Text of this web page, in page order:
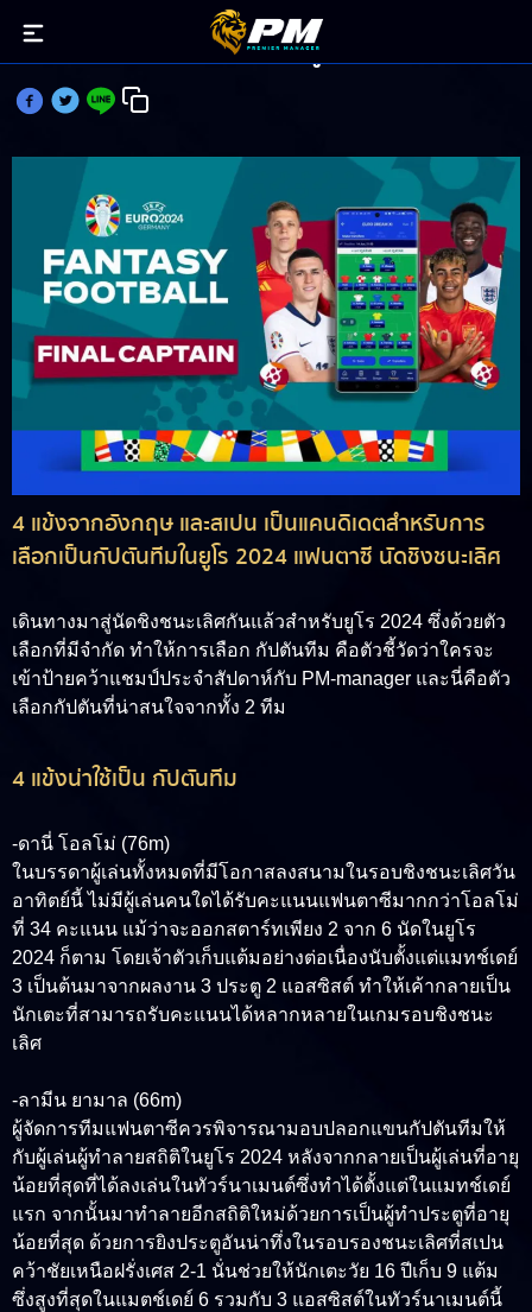
ใครคือ กัปตันทีม ที่น่าเลือกใช้ในยูโรแฟนตาซีนัดชิง?
4 แข้งจากอังกฤษ และสเปน เป็นแคนดิเดตสำหรับการ
เลือกเป็นกัปตันทีมในยูโร 2024 แฟนตาซี นัดชิงชนะเลิศ
เดินทางมาสู่นัดชิงชนะเลิศกันแล้วสำหรับยูโร 2024 ซึ่งด้วยตัว
เลือกที่มีจำกัด ทำให้การเลือก กัปตันทีม คือตัวชี้วัดว่าใครจะ
เข้าป้ายคว้าแชมป์ประจำสัปดาห์กับ PM-manager และนี่คือตัว
เลือกกัปตันที่น่าสนใจจากทั้ง 2 ทีม
4 แข้งน่าใช้เป็น กัปตันทีม
-ดานี่ โอลโม่ (76m)
ในบรรดาผู้เล่นทั้งหมดที่มีโอกาสลงสนามในรอบชิงชนะเลิศวัน
อาทิตย์นี้ ไม่มีผู้เล่นคนใดได้รับคะแนนแฟนตาซีมากกว่าโอลโม่
ที่ 34 คะแนน แม้ว่าจะออกสตาร์ทเพียง 2 จาก 6 นัดในยูโร
2024 ก็ตาม โดยเจ้าตัวเก็บแต้มอย่างต่อเนื่องนับตั้งแต่แมทช์เดย์
3 เป็นต้นมาจากผลงาน 3 ประตู 2 แอสซิสต์ ทำให้เค้ากลายเป็น
นักเตะที่สามารถรับคะแนนได้หลากหลายในเกมรอบชิงชนะ
เลิศ
-ลามีน ยามาล (66m)
ผู้จัดการทีมแฟนตาซีควรพิจารณามอบปลอกแขนกัปตันทีมให้
กับผู้เล่นผู้ทำลายสถิติในยูโร 2024 หลังจากกลายเป็นผู้เล่นที่อายุ
น้อยที่สุดที่ได้ลงเล่นในทัวร์นาเมนต์ซึ่งทำได้ตั้งแต่ในแมทช์เดย์
แรก จากนั้นมาทำลายอีกสถิติใหม่ด้วยการเป็นผู้ทำประตูที่อายุ
น้อยที่สุด ด้วยการยิงประตูอันน่าทึ่งในรอบรองชนะเลิศที่สเปน
คว้าชัยเหนือฝรั่งเศส 2-1 นั่นช่วยให้นักเตะวัย 16 ปีเก็บ 9 แต้ม
ซึ่งสูงที่สุดในแมตช์เดย์ 6 รวมกับ 3 แอสซิสต์ในทัวร์นาเมนต์นี้